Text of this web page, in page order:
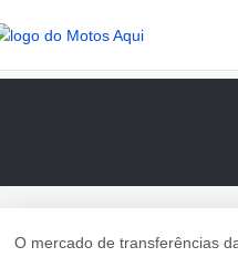
O mercado de transferências